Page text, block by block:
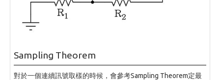
Sampling Theorem
對於一個連續訊號取樣的時候，會參考Sampling Theorem定最